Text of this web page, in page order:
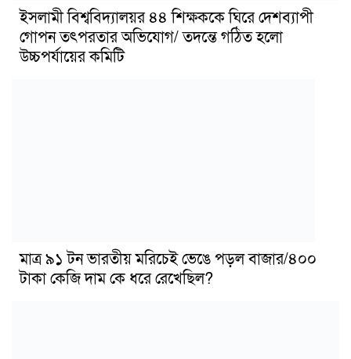
ইসলামী বিশ্ববিদ্যালয়র ৪৪ শিক্ষককে ঘিরে দেশব্যাপী
গোপন তৎপরতার অভিযোগ/ তদন্তে গঠিত হলো
উচ্চপর্যায়ের কমিটি
মাত্র ৯১ টন ভারতীয় মরিচেই ভেঙে পড়ল বাজার/৪০০
টাকা কেজি দাম কে ধরে রেখেছিল?